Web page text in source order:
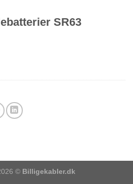
SR63
© Billigekabler.dk